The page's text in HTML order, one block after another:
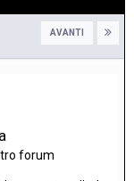
AVANTI
forum